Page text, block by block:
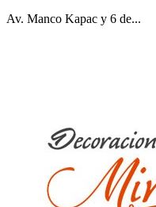
Av. Manco Kapac y 6 de...